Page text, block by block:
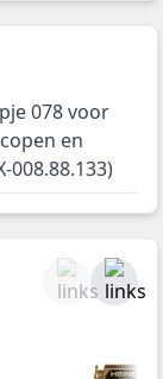
078 voor
en
008.88.133)